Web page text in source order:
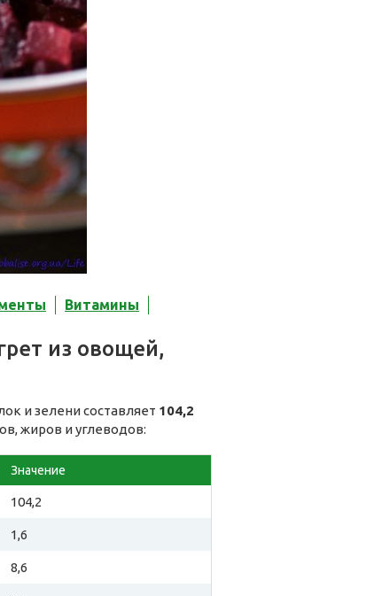
Витамины
из овощей,
и зелени составляет 104,2
жиров и углеводов:
Значение
104,2
1,6
8,6